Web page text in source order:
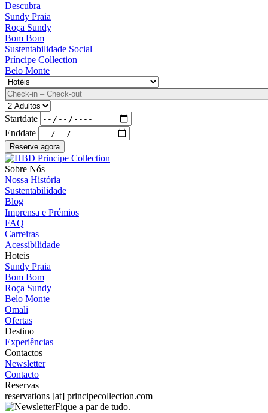
Descubra
Sundy Praia
Roça Sundy
Bom Bom
Sustentabilidade Social
Príncipe Collection
Belo Monte
Destino
Data
Adultos
Startdate
Enddate
Sobre Nós
Nossa História
Sustentabilidade
Blog
Imprensa e Prémios
FAQ
Carreiras
Acessibilidade
Hoteis
Sundy Praia
Bom Bom
Roça Sundy
Belo Monte
Omali
Ofertas
Destino
Experiências
Contactos
Newsletter
Contacto
Reservas
reservations [at] principecollection.com
Fique a par de tudo.